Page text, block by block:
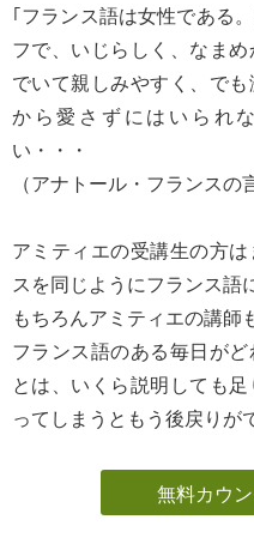
｢フランス語は女性である
フで、いじらしく、なま
でいて親しみやすく、で
から愛さずにはいられ
い・・・
（アナトール・フランスの
アミティエの受講生の方
スを同じようにフランス語
もちろんアミティエの講師
フランス語のある毎日が
とは、いくら説明しても
ってしまうともう後戻りが
無料カウ